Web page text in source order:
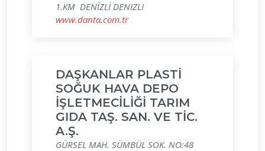
1.KM DENİZLİ DENIZLI
www.danta.com.tr
DAŞKANLAR PLASTİ
SOĞUK HAVA DEPO
İŞLETMECİLİĞİ TARIM
GIDA TAŞ. SAN. VE TİC.
A.Ş.
GÜRSEL MAH. SÜMBÜL SOK. NO:48